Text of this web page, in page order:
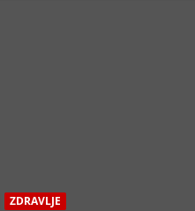
ZDRAVLJE